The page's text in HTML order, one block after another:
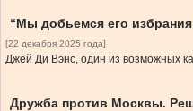
“Мы добьемся его
[22 декабря 2025 года]
Джей Ди Вэнс, один из возможных
Дружба против Москвы.